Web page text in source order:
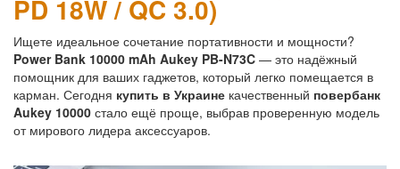
PD 18W / QC 3.0)
Ищете идеальное сочетание портативности и мощности?
Power Bank 10000 mAh Aukey PB-N73C — это надёжный
помощник для ваших гаджетов, который легко помещается в
карман. Сегодня купить в Украине качественный повербанк
Aukey 10000 стало ещё проще, выбрав проверенную модель
от мирового лидера аксессуаров.